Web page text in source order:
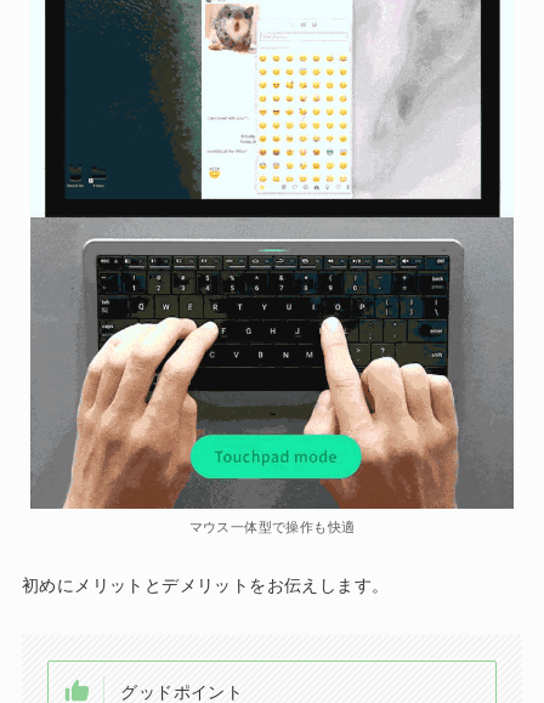
マウス一体型で操作も快適
初めにメリットとデメリットをお伝えします。
グッドポイント